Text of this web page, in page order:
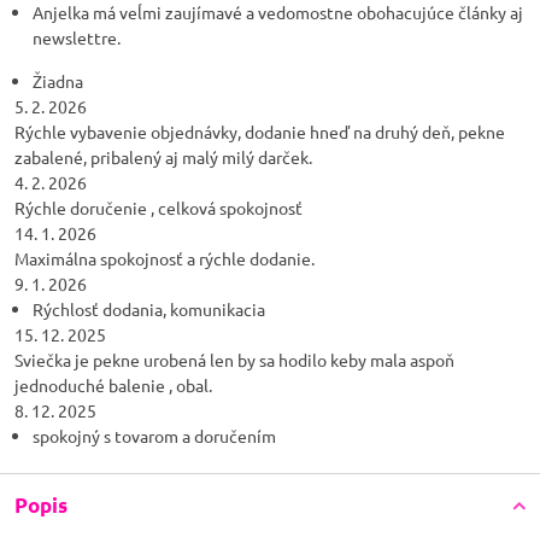
Anjelka má veĺmi zaujímavé a vedomostne obohacujúce články aj
newslettre.
Žiadna
5. 2. 2026
Rýchle vybavenie objednávky, dodanie hneď na druhý deň, pekne
zabalené, pribalený aj malý milý darček.
4. 2. 2026
Rýchle doručenie , celková spokojnosť
14. 1. 2026
Maximálna spokojnosť a rýchle dodanie.
9. 1. 2026
Rýchlosť dodania, komunikacia
15. 12. 2025
Sviečka je pekne urobená len by sa hodilo keby mala aspoň
jednoduché balenie , obal.
8. 12. 2025
spokojný s tovarom a doručením
Popis